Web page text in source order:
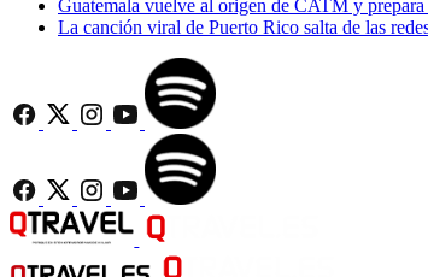
Guatemala vuelve al origen de CATM y
La canción viral de Puerto Rico salta de las